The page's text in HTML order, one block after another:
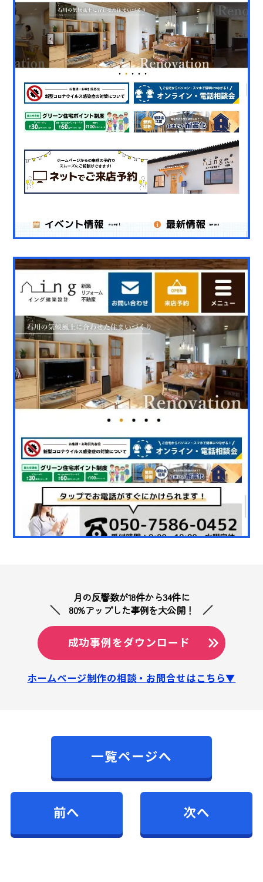
月の反響数が18件から34件に
80%アップした事例を大公開！
成功事例をダウンロード
ホームページ制作の相談・お問合せはこちら▼
前へ
一覧ページへ
次へ